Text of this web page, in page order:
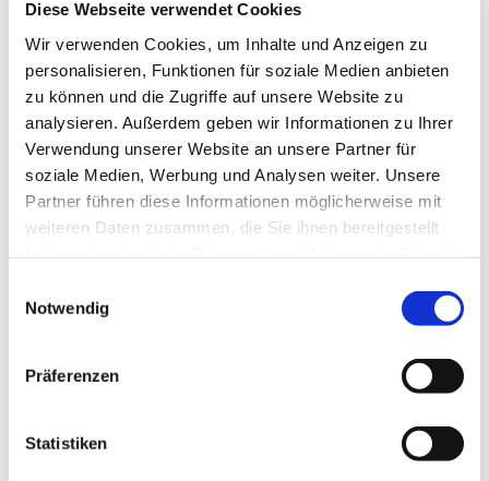
Diese Webseite verwendet Cookies
Wir verwenden Cookies, um Inhalte und Anzeigen zu
personalisieren, Funktionen für soziale Medien anbieten
zu können und die Zugriffe auf unsere Website zu
analysieren. Außerdem geben wir Informationen zu Ihrer
Verwendung unserer Website an unsere Partner für
soziale Medien, Werbung und Analysen weiter. Unsere
Partner führen diese Informationen möglicherweise mit
weiteren Daten zusammen, die Sie ihnen bereitgestellt
Notwendig
Präferenzen
Statistiken
Dies könnte Sie auch
interessieren